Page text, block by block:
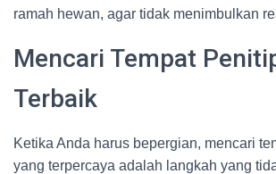
ramah hewan, agar tidak menimbulkan
Mencari Tempat
Terbaik
Ketika Anda harus bepergian, mencari
yang terpercaya adalah langkah yang